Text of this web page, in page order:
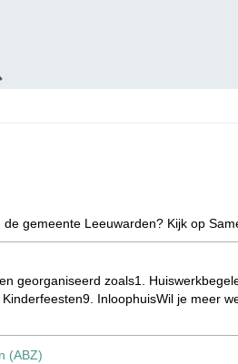
gemeente Leeuwarden? Kijk op
georganiseerd zoals1.
InloophuisWil je meer
(ABZ)